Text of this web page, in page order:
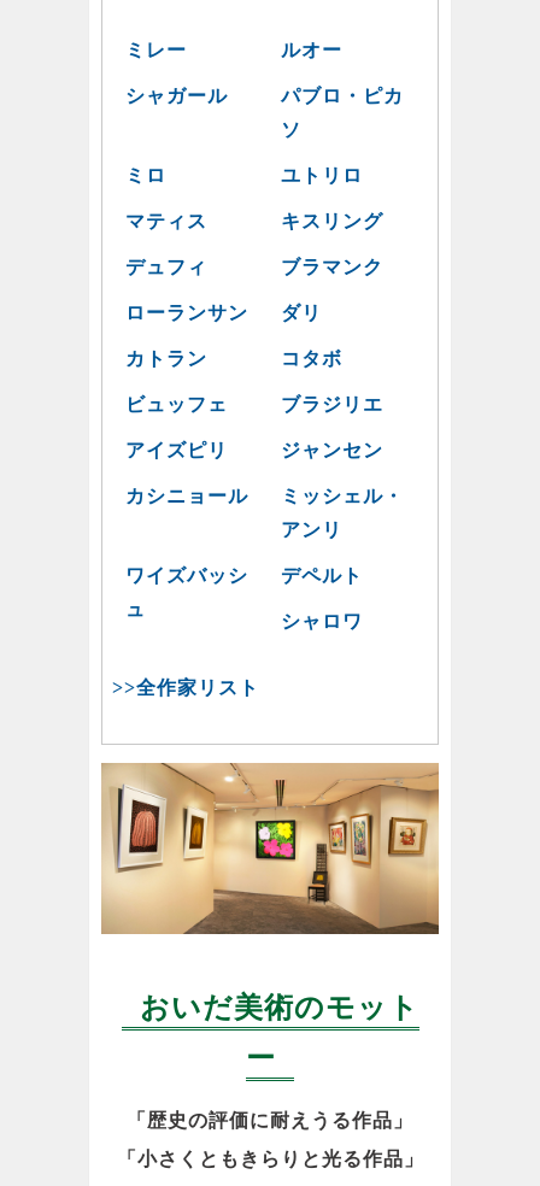
ミレー ルオー
シャガール
パブロ・ピカ
ソ
ミロ ユトリロ
マティス キスリング
デュフィ ブラマンク
ローランサン ダリ
カトラン コタボ
ビュッフェ ブラジリエ
アイズピリ ジャンセン
カシニョール
ミッシェル・
アンリ
ワイズバッシ
ュ
デペルト
シャロワ
>>全作家リスト
おいだ美術のモット
ー
「歴史の評価に耐えうる作品」
「小さくともきらりと光る作品」